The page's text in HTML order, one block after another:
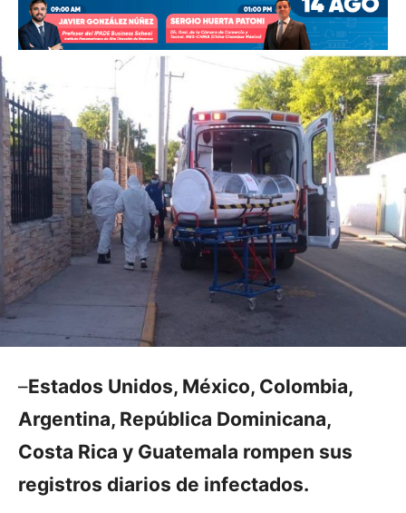
–Estados Unidos, México, Colombia,
Argentina, República Dominicana,
Costa Rica y Guatemala rompen sus
registros diarios de infectados.